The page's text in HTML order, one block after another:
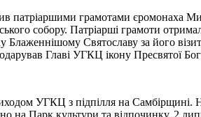
патріаршими грамотами єромонаха
собору. Патріарші грамоти
Блаженнішому Святославу за його
Главі УГКЦ ікону Пресвятої
УГКЦ з підпілля на Самбірщині.
на Парк культури та відпочинку. 2